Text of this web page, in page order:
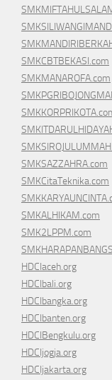
SMKCBTBEKASI.com
SMKMANAROFA.com
SMKSAZZAHRA.com
SMKCitaTeknika.com
SMKALHIKAM.com
SMK2LPPM.com
HDCIaceh.org
HDCIbali.org
HDCIbangka.org
HDCIbanten.org
HDCIBengkulu.org
HDCIjogja.org
HDCIjakarta.org